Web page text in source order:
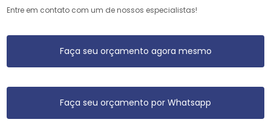
Entre em contato com um de nossos especialistas!
Faça seu orçamento agora mesmo
Faça seu orçamento por Whatsapp